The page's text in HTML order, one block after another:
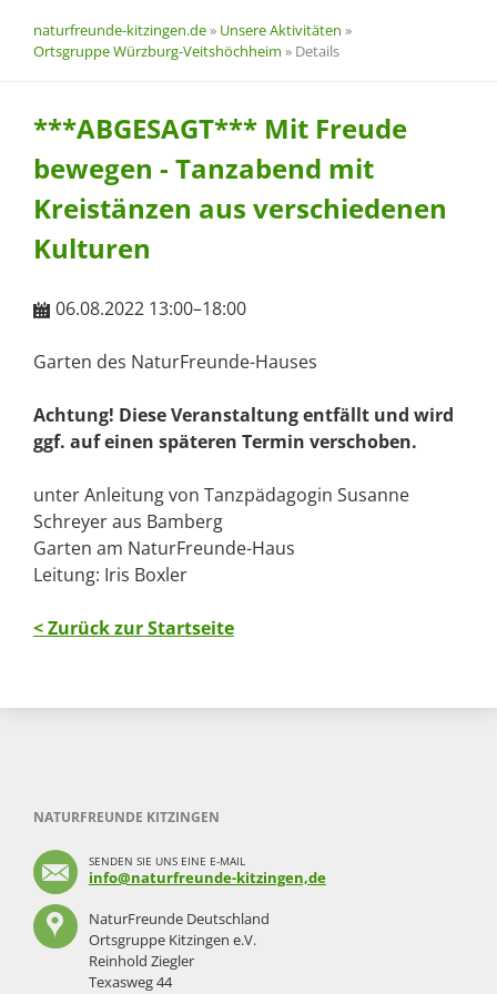
naturfreunde-kitzingen.de» Unsere Aktivitäten »
Ortsgruppe Würzburg-Veitshöchheim » Details
***ABGESAGT*** Mit Freude
bewegen - Tanzabend mit
Kreistänzen aus verschiedenen
Kulturen
06.08.2022 13:00–18:00
Garten des NaturFreunde-Hauses
Achtung! Diese Veranstaltung entfällt und wird
ggf. auf einen späteren Termin verschoben.
unter Anleitung von Tanzpädagogin Susanne
Schreyer aus Bamberg
Garten am NaturFreunde-Haus
Leitung: Iris Boxler
< Zurück zur Startseite
NATURFREUNDE KITZINGEN
SENDEN SIE UNS EINE E-MAIL
info@naturfreunde-kitzingen,de
NaturFreunde Deutschland
Ortsgruppe Kitzingen e.V.
Reinhold Ziegler
Texasweg 44